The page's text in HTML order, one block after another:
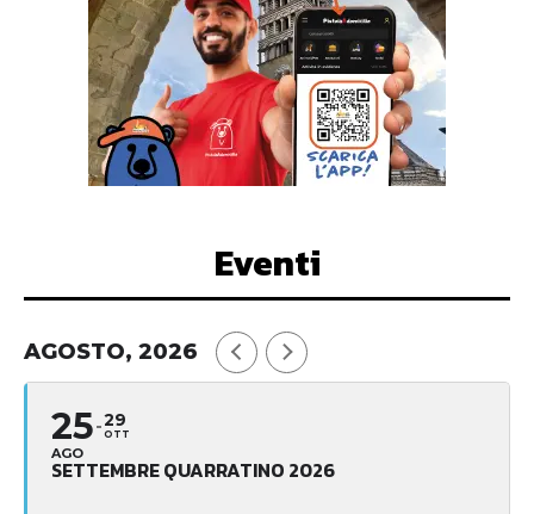
Eventi
AGOSTO, 2026
25
AGO
29
OTT
SETTEMBRE QUARRATINO 2026